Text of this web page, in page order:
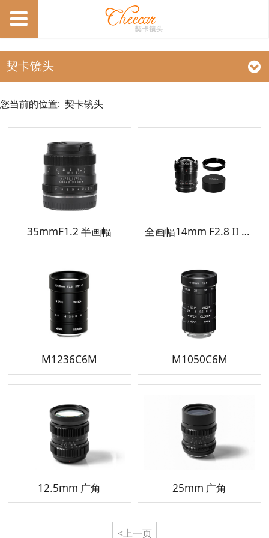
契卡镜头
您当前的位置: 契卡镜头
35mmF1.2 半画幅 全画幅14mm F2.8 II 超广角镜头
M1236C6M M1050C6M
12.5mm 广角 25mm 广角
<上一页